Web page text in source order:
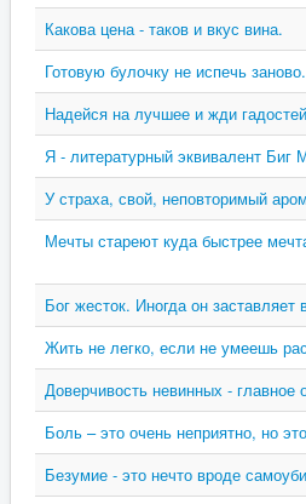
Какова цена - таков и вкус вина.
Готовую булочку не испечь заново.
Надейся на лучшее и жди
Я - литературный эквивалент Биг
У страха, свой, неповторимый
Мечты стареют куда быстрее
Бог жесток. Иногда он заставляет
Жить не легко, если не умеешь
Доверчивость невинных - главное
Боль – это очень неприятно, но
Безумие - это нечто вроде